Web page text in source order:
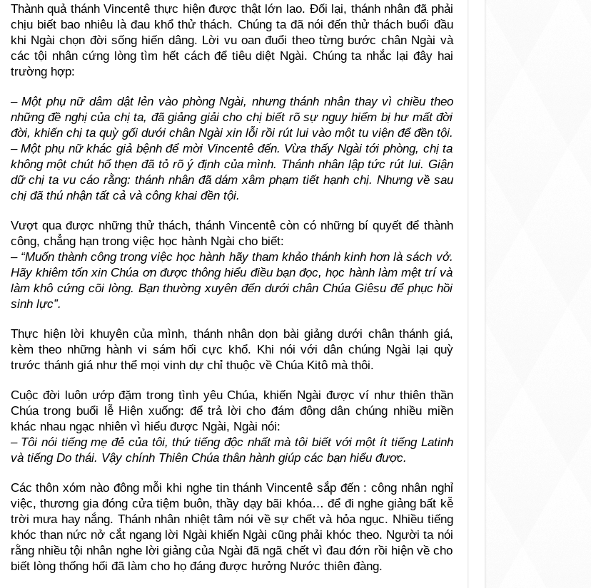
Thành quả thánh Vincentê thực hiện được thật lớn lao. Đối lại, thánh nhân đã phải
chịu biết bao nhiêu là đau khổ thử thách. Chúng ta đã nói đến thử thách buổi đầu
khi Ngài chọn đời sống hiến dâng. Lời vu oan đuổi theo từng bước chân Ngài và
các tội nhân cứng lòng tìm hết cách để tiêu diệt Ngài. Chúng ta nhắc lại đây hai
trường hợp:
– Một phụ nữ dâm dật lẻn vào phòng Ngài, nhưng thánh nhân thay vì chiều theo
những đề nghị của chị ta, đã giảng giải cho chị biết rõ sự nguy hiểm bị hư mất đời
đời, khiến chị ta quỳ gối dưới chân Ngài xin lỗi rồi rút lui vào một tu viện để đền tội.
– Một phụ nữ khác giả bệnh để mời Vincentê đến. Vừa thấy Ngài tới phòng, chị ta
không một chút hổ thẹn đã tỏ rõ ý định của mình. Thánh nhân lập tức rút lui. Giận
dữ chị ta vu cáo rằng: thánh nhân đã dám xâm phạm tiết hạnh chị. Nhưng về sau
chị đã thú nhận tất cả và công khai đền tội.
Vượt qua được những thử thách, thánh Vincentê còn có những bí quyết để thành
công, chẳng hạn trong việc học hành Ngài cho biết:
– “Muốn thành công trong việc học hành hãy tham khảo thánh kinh hơn là sách vở.
Hãy khiêm tốn xin Chúa ơn được thông hiểu điều bạn đọc, học hành làm mệt trí và
làm khô cứng cõi lòng. Bạn thường xuyên đến dưới chân Chúa Giêsu để phục hồi
sinh lực”.
Thực hiện lời khuyên của mình, thánh nhân dọn bài giảng dưới chân thánh giá,
kèm theo những hành vi sám hối cực khổ. Khi nói với dân chúng Ngài lại quỳ
trước thánh giá như thể mọi vinh dự chỉ thuộc về Chúa Kitô mà thôi.
Cuộc đời luôn ướp đặm trong tình yêu Chúa, khiến Ngài được ví như thiên thần
Chúa trong buổi lễ Hiện xuống: để trả lời cho đám đông dân chúng nhiều miền
khác nhau ngạc nhiên vì hiểu được Ngài, Ngài nói:
– Tôi nói tiếng mẹ đẻ của tôi, thứ tiếng độc nhất mà tôi biết với một ít tiếng Latinh
và tiếng Do thái. Vậy chính Thiên Chúa thân hành giúp các bạn hiểu được.
Các thôn xóm nào đông mỗi khi nghe tin thánh Vincentê sắp đến : công nhân nghỉ
việc, thương gia đóng cửa tiệm buôn, thầy dạy bãi khóa… để đi nghe giảng bất kễ
trời mưa hay nắng. Thánh nhân nhiệt tâm nói về sự chết và hỏa ngục. Nhiều tiếng
khóc than nức nở cắt ngang lời Ngài khiến Ngài cũng phải khóc theo. Người ta nói
rằng nhiều tội nhân nghe lời giảng của Ngài đã ngã chết vì đau đớn rồi hiện về cho
biết lòng thống hối đã làm cho họ đáng được hưởng Nước thiên đàng.